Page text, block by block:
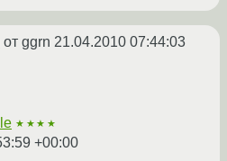
от ggrn 21.04.2010 07:44:03
★★★★
+00:00